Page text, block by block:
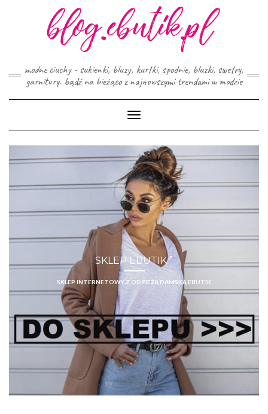
modne ciuchy - sukienki, bluzy, kurtki, spodnie, bluzki, swetry,
garnitury. bądź na bieżąco z najnowszymi trendami w modzie
Toggle
Navigation
SKLEP EBUTIK
SKLEP INTERNETOWY Z ODZIEŻĄ DAMSKĄ EBUTIK